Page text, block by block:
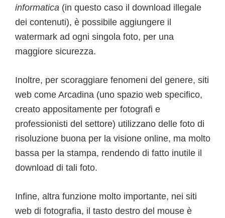
informatica (in questo caso il download illegale
dei contenuti), è possibile aggiungere il
watermark ad ogni singola foto, per una
maggiore sicurezza.
Inoltre, per scoraggiare fenomeni del genere, siti
web come Arcadina (uno spazio web specifico,
creato appositamente per fotografi e
professionisti del settore) utilizzano delle foto di
risoluzione buona per la visione online, ma molto
bassa per la stampa, rendendo di fatto inutile il
download di tali foto.
Infine, altra funzione molto importante, nei siti
web di fotografia, il tasto destro del mouse è